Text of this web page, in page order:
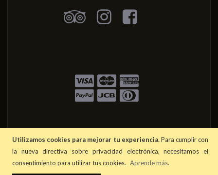
Utilizamos cookies para mejorar tu experiencia. Para cumplir con
la nueva directiva sobre privacidad electrónica, necesitamos el
consentimiento para utilizar tus cookies. Aprende más.